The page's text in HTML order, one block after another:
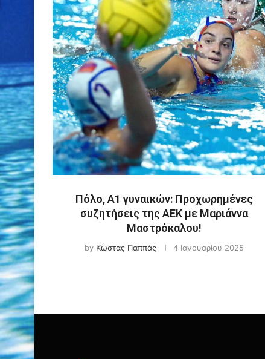
Πόλο, Α1 γυναικών: Προχωρημένες
συζητήσεις της ΑΕΚ με Μαριάννα
Μαστρόκαλου!
by Κώστας Παππάς 4 Ιανουαρίου 2025